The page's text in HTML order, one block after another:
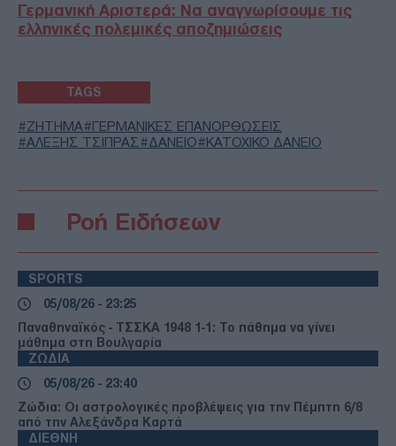
Γερμανική Αριστερά: Να αναγνωρίσουμε τις
ελληνικές πολεμικές αποζημιώσεις
TAGS
ΖΗΤΗΜΑ
ΓΕΡΜΑΝΙΚΕΣ ΕΠΑΝΟΡΘΩΣΕΙΣ
ΑΛΕΞΗΣ ΤΣΙΠΡΑΣ
ΔΑΝΕΙΟ ΚΑΤΟΧΙΚΟ ΔΑΝΕΙΟ
Ροή Ειδήσεων
SPORTS
05/08/26 - 23:25
Παναθηναϊκός - ΤΣΣΚΑ 1948 1-1: Το πάθημα να γίνει
μάθημα στη Βουλγαρία
ΖΩΔΙΑ
05/08/26 - 23:40
Ζώδια: Οι αστρολογικές προβλέψεις για την Πέμπτη 6/8
από την Αλεξάνδρα Καρτά
ΔΙΕΘΝΗ